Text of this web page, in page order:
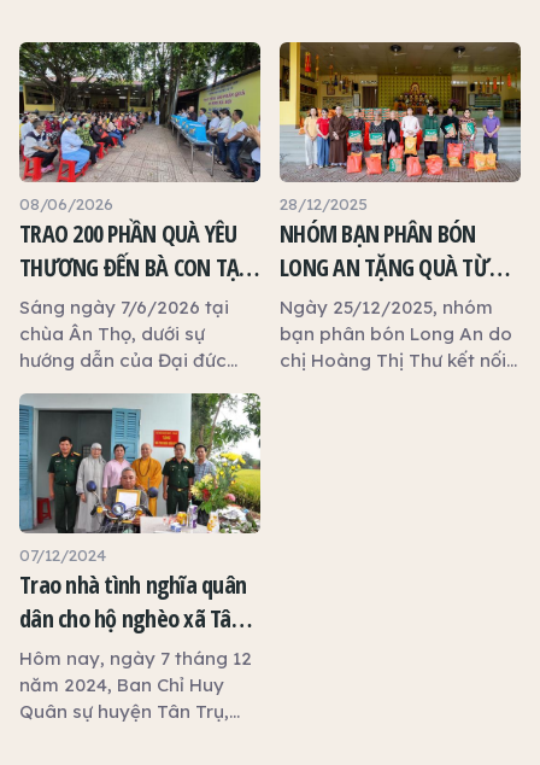
08/06/2026
TRAO 200 PHẦN QUÀ YÊU
THƯƠNG ĐẾN BÀ CON TẠI
CHÙA ÂN THỌ
Sáng ngày 7/6/2026 tại
chùa Ân Thọ, dưới sự
hướng dẫn của Đại đức
– Chủ tịch Hội đồng Thành
viên công ty Phúc Ngọc
Anh cùng các cộng sự đã
trao tặng 200 phần quà an
sinh xã hội đến các hộ gia
đình trên địa bàn. Mỗi
phần quà gồm các nhu
yếu phẩm thiết yếu phục
vụ đời sống hằng ngày,
khoảng 350.000 đồng, tổng
trị giá đợt phát quà là 70
triệu đồng.
28/12/2025
NHÓM BẠN PHÂN BÓN
LONG AN TẶNG QUÀ TỪ
THIỆN TẠI CHÙA ÂN THỌ
Ngày 25/12/2025, nhóm
bạn phân bón Long An do
chị Hoàng Thị Thư kết nối
07/12/2024
Trao nhà tình nghĩa quân
dân cho hộ nghèo xã Tân
Phước Tây huyên Tân Trụ
tỉnh Long An
Hôm nay, ngày 7 tháng 12
năm 2024, Ban Chỉ Huy
Quân sự huyện Tân Trụ,